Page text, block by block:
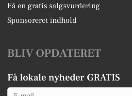
Få en gratis salgsvurdering
Sponsoreret indhold
BLIV OPDATERET
Få lokale nyheder GRATIS
Email